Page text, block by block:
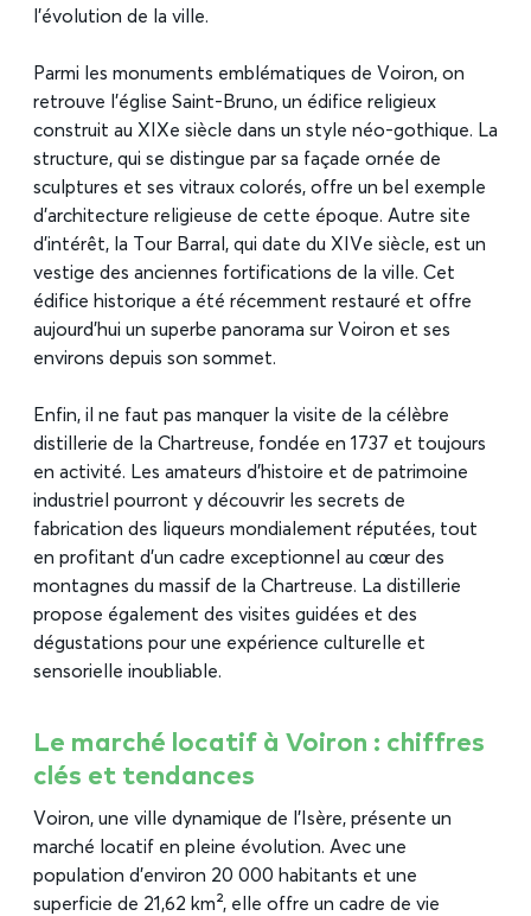
l’évolution de la ville.
Parmi les monuments emblématiques de Voiron, on
retrouve l’église Saint-Bruno, un édifice religieux
construit au XIXe siècle dans un style néo-gothique. La
structure, qui se distingue par sa façade ornée de
sculptures et ses vitraux colorés, offre un bel exemple
d’architecture religieuse de cette époque. Autre site
d’intérêt, la Tour Barral, qui date du XIVe siècle, est un
vestige des anciennes fortifications de la ville. Cet
édifice historique a été récemment restauré et offre
aujourd’hui un superbe panorama sur Voiron et ses
environs depuis son sommet.
Enfin, il ne faut pas manquer la visite de la célèbre
distillerie de la Chartreuse, fondée en 1737 et toujours
en activité. Les amateurs d’histoire et de patrimoine
industriel pourront y découvrir les secrets de
fabrication des liqueurs mondialement réputées, tout
en profitant d’un cadre exceptionnel au cœur des
montagnes du massif de la Chartreuse. La distillerie
propose également des visites guidées et des
dégustations pour une expérience culturelle et
sensorielle inoubliable.
Le marché locatif à Voiron : chiffres
clés et tendances
Voiron, une ville dynamique de l’Isère, présente un
marché locatif en pleine évolution. Avec une
population d’environ 20 000 habitants et une
superficie de 21,62 km², elle offre un cadre de vie